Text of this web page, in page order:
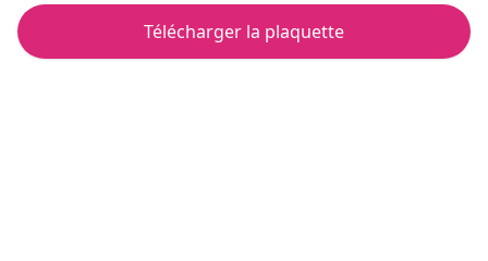
Télécharger la plaquette